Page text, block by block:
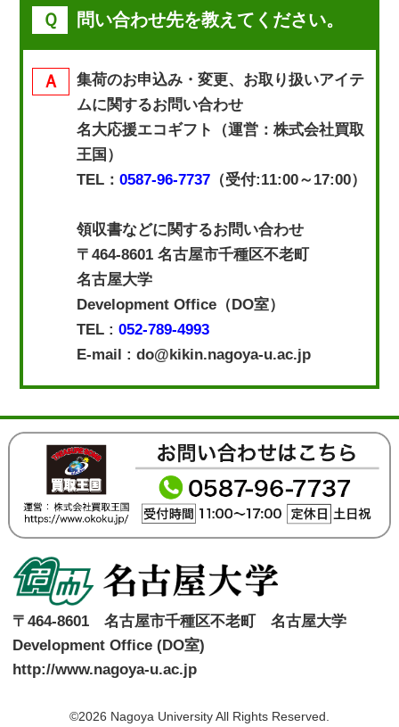
問い合わせ先を教えてください。
集荷のお申込み・変更、お取り扱いアイテ
ムに関するお問い合わせ
名大応援エコギフト（運営：株式会社買取
王国）
TEL：0587-96-7737 （受付:11:00～17:00）
領収書などに関するお問い合わせ
〒464-8601 名古屋市千種区不老町
名古屋大学
Development Office（DO室）
TEL :052-789-4993
E-mail : do@kikin.nagoya-u.ac.jp
〒464-8601 名古屋市千種区不老町 名古屋大学
Development Office (DO室)
http://www.nagoya-u.ac.jp
©2026 Nagoya University All Rights Reserved.